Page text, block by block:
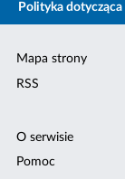
Polityka
Mapa strony
RSS
O serwisie
Pomoc